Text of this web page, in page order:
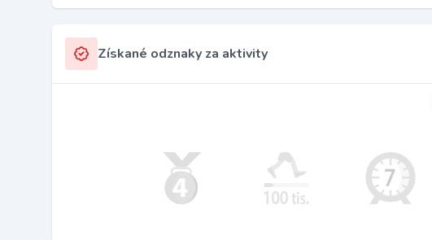
Získané odznaky za aktivity